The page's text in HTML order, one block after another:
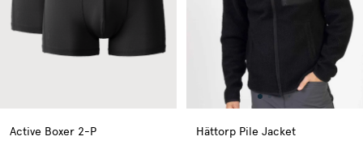
Active Boxer 2-P Hättorp Pile Jacket